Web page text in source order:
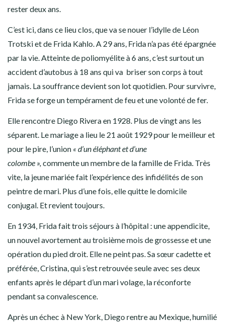
rester deux ans.
C’est ici, dans ce lieu clos, que va se nouer l’idylle de Léon
Trotski et de Frida Kahlo. A 29 ans, Frida n’a pas été épargnée
par la vie. Atteinte de poliomyélite à 6 ans, c’est surtout un
accident d’autobus à 18 ans qui va briser son corps à tout
jamais. La souffrance devient son lot quotidien. Pour survivre,
Frida se forge un tempérament de feu et une volonté de fer.
Elle rencontre Diego Rivera en 1928. Plus de vingt ans les
séparent. Le mariage a lieu le 21 août 1929 pour le meilleur et
pour le pire, l’union « d’un éléphant et d’une
colombe », commente un membre de la famille de Frida. Très
vite, la jeune mariée fait l’expérience des infidélités de son
peintre de mari. Plus d’une fois, elle quitte le domicile
conjugal. Et revient toujours.
En 1934, Frida fait trois séjours à l’hôpital : une appendicite,
un nouvel avortement au troisième mois de grossesse et une
opération du pied droit. Elle ne peint pas. Sa sœur cadette et
préférée, Cristina, qui s’est retrouvée seule avec ses deux
enfants après le départ d’un mari volage, la réconforte
pendant sa convalescence.
Après un échec à New York, Diego rentre au Mexique, humilié